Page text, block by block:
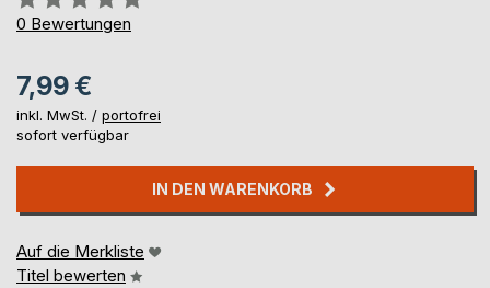
0%
0 Bewertungen
7,99 €
inkl. MwSt. / portofrei
sofort verfügbar
IN DEN WARENKORB
Auf die Merkliste
Titel bewerten